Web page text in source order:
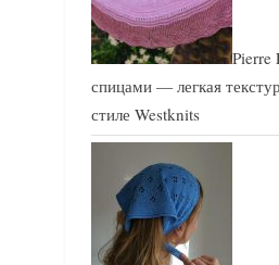
Pierre
спицами — легкая
стиле Westknits